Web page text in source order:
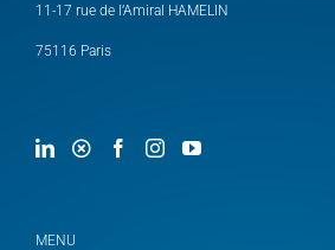
11-17 rue de l’Amiral HAMELIN
75116 Paris
MENU